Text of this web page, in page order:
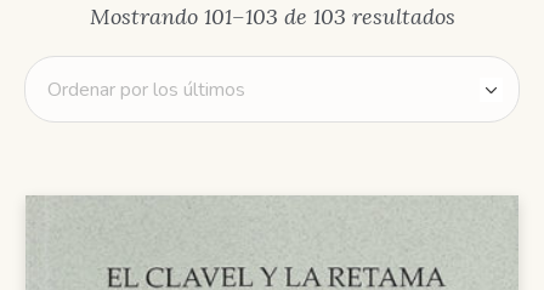
Mostrando 101–103 de 103 resultados
últimos